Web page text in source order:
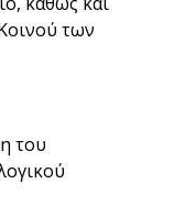
των
του